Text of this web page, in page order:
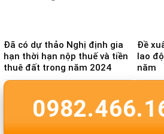
Đã có dự thảo Nghị định gia
hạn thời hạn nộp thuế và tiền
thuê đất trong năm 2024
Đề
lao
năm